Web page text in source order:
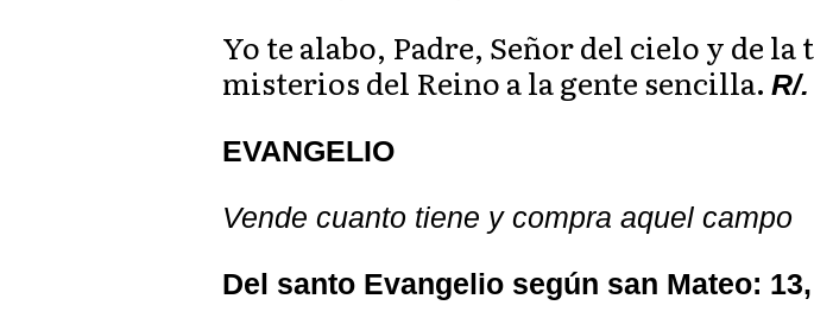
Yo te alabo, Padre, Señor del cielo y de
misterios del Reino a la gente sencilla. R/.
EVANGELIO
Vende cuanto tiene y compra aquel campo
Del santo Evangelio según san Mateo: